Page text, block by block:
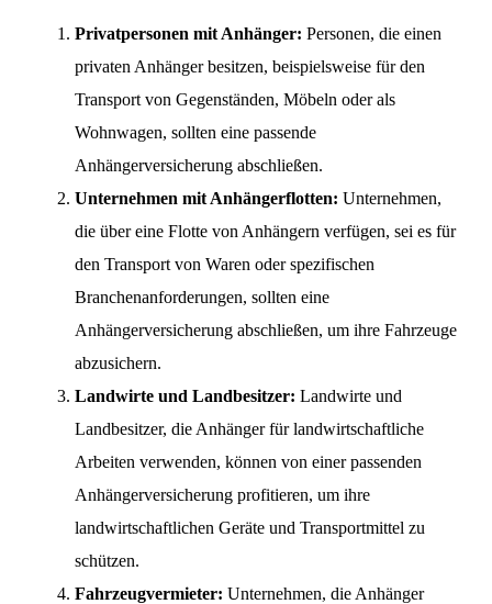
Privatpersonen mit Anhänger: Personen, die einen
privaten Anhänger besitzen, beispielsweise für den
Transport von Gegenständen, Möbeln oder als
Wohnwagen, sollten eine passende
Anhängerversicherung abschließen.
Unternehmen mit Anhängerflotten: Unternehmen,
die über eine Flotte von Anhängern verfügen, sei es für
den Transport von Waren oder spezifischen
Branchenanforderungen, sollten eine
Anhängerversicherung abschließen, um ihre Fahrzeuge
abzusichern.
Landwirte und Landbesitzer: Landwirte und
Landbesitzer, die Anhänger für landwirtschaftliche
Arbeiten verwenden, können von einer passenden
Anhängerversicherung profitieren, um ihre
landwirtschaftlichen Geräte und Transportmittel zu
schützen.
Fahrzeugvermieter: Unternehmen, die Anhänger